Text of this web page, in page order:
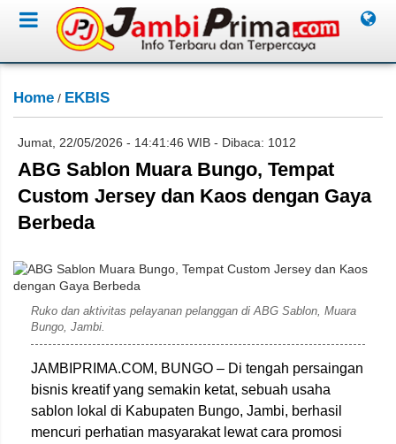
Home / EKBIS
Jumat, 22/05/2026 - 14:41:46 WIB - Dibaca: 1012
ABG Sablon Muara Bungo, Tempat
Custom Jersey dan Kaos dengan Gaya
Berbeda
Ruko dan aktivitas pelayanan pelanggan di ABG Sablon, Muara
Bungo, Jambi.
JAMBIPRIMA.COM, BUNGO – Di tengah persaingan
bisnis kreatif yang semakin ketat, sebuah usaha
sablon lokal di Kabupaten Bungo, Jambi, berhasil
mencuri perhatian masyarakat lewat cara promosi